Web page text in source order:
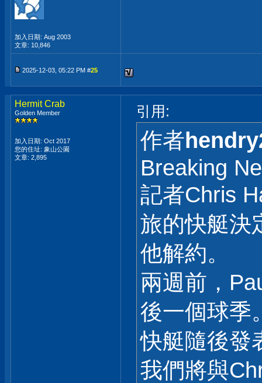
加入日期: Aug 2003
文章: 10,846
2025-12-03, 05:22 PM #25
Hermit Crab
Golden Member
加入日期: Oct 2017
您的住址: 象山公園
文章: 2,895
引用:
作者
Breaking
記者Chris
旅的快艇決
他解約。
兩週前，
後一個球季
快艇隨後發
我們將與